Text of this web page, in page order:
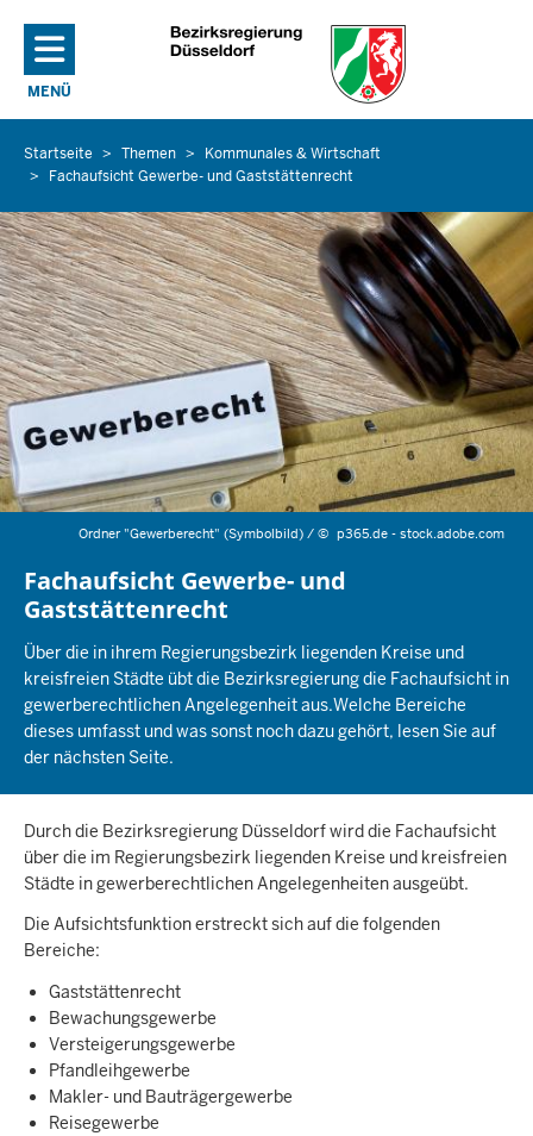
Direkt zum Inhalt
MENÜ
NAVIGATION AKTIVIEREN/DEAKTIVIEREN: HAUPTMENÜ
Sie
befinden
sich
hier
Startseite Themen
Kommunales & Wirtschaft
Fachaufsicht Gewerbe- und Gaststättenrecht
Ordner "Gewerberecht" (Symbolbild) /© p365.de - stock.adobe.com
Fachaufsicht Gewerbe- und
Gaststättenrecht
Über die in ihrem Regierungsbezirk liegenden Kreise und
kreisfreien Städte übt die Bezirksregierung die Fachaufsicht in
gewerberechtlichen Angelegenheit aus.Welche Bereiche
dieses umfasst und was sonst noch dazu gehört, lesen Sie auf
der nächsten Seite.
Durch die Bezirksregierung Düsseldorf wird die Fachaufsicht
über die im Regierungsbezirk liegenden Kreise und kreisfreien
Städte in gewerberechtlichen Angelegenheiten ausgeübt.
Die Aufsichtsfunktion erstreckt sich auf die folgenden
Bereiche:
Gaststättenrecht
Bewachungsgewerbe
Versteigerungsgewerbe
Pfandleihgewerbe
Makler- und Bauträgergewerbe
Reisegewerbe